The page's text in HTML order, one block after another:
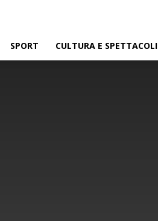
SPORT CULTURA E SPETTACOLI